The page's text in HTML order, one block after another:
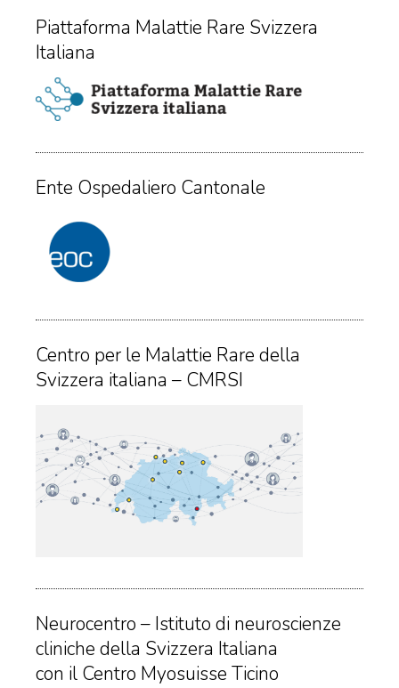
Piattaforma Malattie Rare Svizzera
Italiana
Ente Ospedaliero Cantonale
Centro per le Malattie Rare della
Svizzera italiana – CMRSI
Neurocentro – Istituto di neuroscienze
cliniche della Svizzera Italiana
con il Centro Myosuisse Ticino